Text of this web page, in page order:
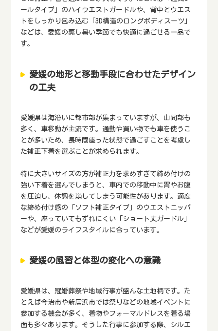
ールタイプ」のハイウエストガードルや、背中とウエス
トをしっかり包み込む「3D構造のロングボディスーツ」
などは、愛媛の蒸し暑い季節でも快適に過ごせる一品で
す。
愛媛の地形と移動手段に合わせたデザイン
の工夫
愛媛県は海沿いに都市部が集まっていますが、山間部も
多く、車移動が主流です。通勤や買い物でも車を使うこ
とが多いため、長時間座った状態で過ごすことを考慮し
た補正下着を選ぶことが求められます。
特に大きいサイズの方が補正力を求めすぎて締め付けの
強い下着を選んでしまうと、車内での移動中に胃やお腹
を圧迫し、体調を崩してしまう可能性があります。適度
な締め付け感の「ソフト補正タイプ」のウエストニッパ
ーや、座っていてもずれにくい「ショート丈ガードル」
などが愛媛のライフスタイルに合っています。
愛媛の風習と体型の変化への意識
愛媛県は、冠婚葬祭や地域行事が盛んな土地柄です。た
とえば今治市や新居浜市では祭りなどの地域イベントに
参加する機会が多く、着物やフォーマルドレスを着る場
面も多々あります。そうした行事に参加する際、シルエ